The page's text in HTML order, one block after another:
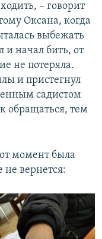
– говорит
Оксана, когда
выбежать
и начал бить, от
не потеряла.
и пристегнул
садистом
обращаться, тем
момент была
вернется: